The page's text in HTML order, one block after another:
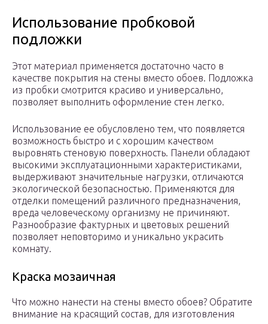
Использование пробковой
подложки
Этот материал применяется достаточно часто в
качестве покрытия на стены вместо обоев. Подложка
из пробки смотрится красиво и универсально,
позволяет выполнить оформление стен легко.
Использование ее обусловлено тем, что появляется
возможность быстро и с хорошим качеством
выровнять стеновую поверхность. Панели обладают
высокими эксплуатационными характеристиками,
выдерживают значительные нагрузки, отличаются
экологической безопасностью. Применяются для
отделки помещений различного предназначения,
вреда человеческому организму не причиняют.
Разнообразие фактурных и цветовых решений
позволяет неповторимо и уникально украсить
комнату.
Краска мозаичная
Что можно нанести на стены вместо обоев? Обратите
внимание на красящий состав, для изготовления